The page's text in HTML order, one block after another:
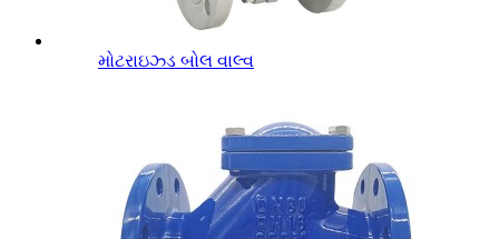
મોટરાઇઝ્ડ બોલ વાલ્વ